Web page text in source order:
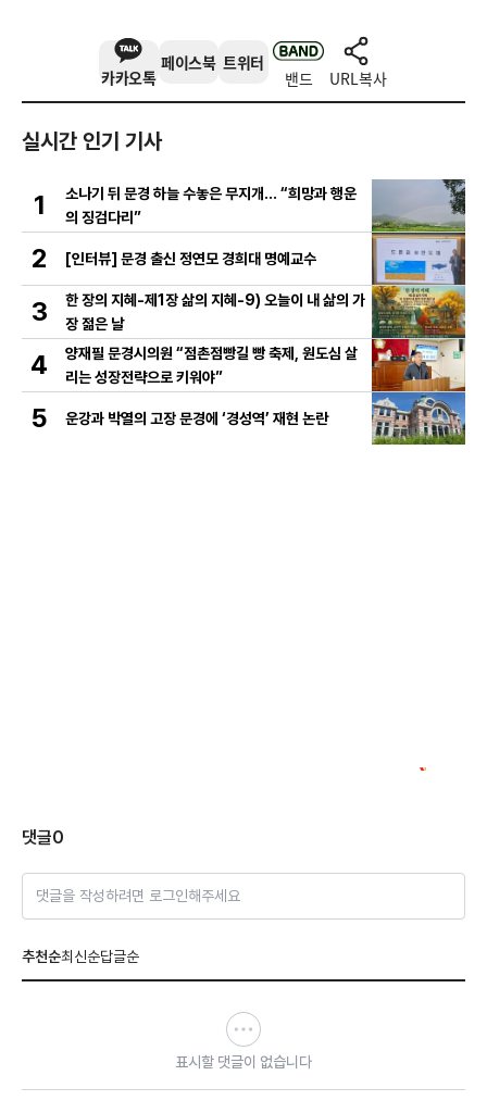
카카오톡
페이스북 트위터
밴드 URL복사
실시간 인기 기사
1
소나기 뒤 문경 하늘 수놓은 무지개… “희망과 행운
의 징검다리”
2 [인터뷰] 문경 출신 정연모 경희대 명예교수
3
한 장의 지혜-제1장 삶의 지혜-9) 오늘이 내 삶의 가
장 젊은 날
4
양재필 문경시의원 “점촌점빵길 빵 축제, 원도심 살
리는 성장전략으로 키워야”
5 운강과 박열의 고장 문경에 ‘경성역’ 재현 논란
댓글0
댓글을 작성하려면 로그인해주세요
추천순최신순답글순
표시할 댓글이 없습니다